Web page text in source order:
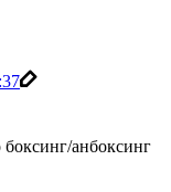
анбоксинг